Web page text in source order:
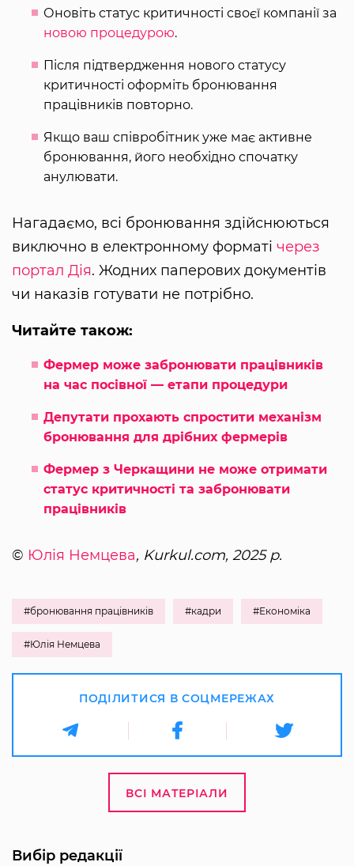
Оновіть статус критичності своєї компанії за
новою процедурою.
Після підтвердження нового статусу
критичності оформіть бронювання
працівників повторно.
Якщо ваш співробітник уже має активне
бронювання, його необхідно спочатку
анулювати.
Нагадаємо, всі бронювання здійснюються
виключно в електронному форматі через
портал Дія. Жодних паперових документів
чи наказів готувати не потрібно.
Читайте також:
Фермер може забронювати працівників
на час посівної — етапи процедури
Депутати прохають спростити механізм
бронювання для дрібних фермерів
Фермер з Черкащини не може отримати
статус критичності та забронювати
працівників
© Юлія Немцева, Kurkul.com, 2025 р.
#бронювання працівників #кадри #Економіка
#Юлія Немцева
ПОДІЛИТИСЯ В СОЦМЕРЕЖАХ
ВСІ МАТЕРІАЛИ
Вибір редакції